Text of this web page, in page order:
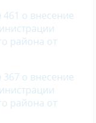
о внесение
района от
о внесение
района от